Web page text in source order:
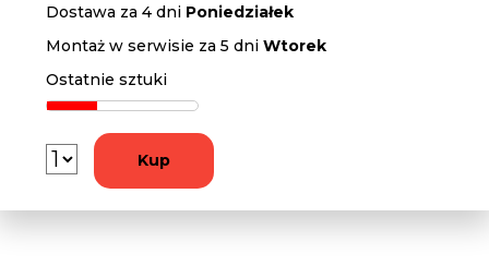
Dostawa za 4 dni Poniedziałek
Montaż w serwisie za 5 dniWtorek
Ostatnie sztuki
Kup